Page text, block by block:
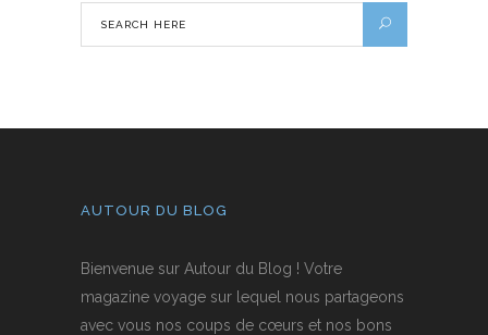
AUTOUR DU BLOG
Bienvenue sur Autour du Blog ! Votre
magazine voyage sur lequel nous partageons
avec vous nos coups de cœurs et nos bons